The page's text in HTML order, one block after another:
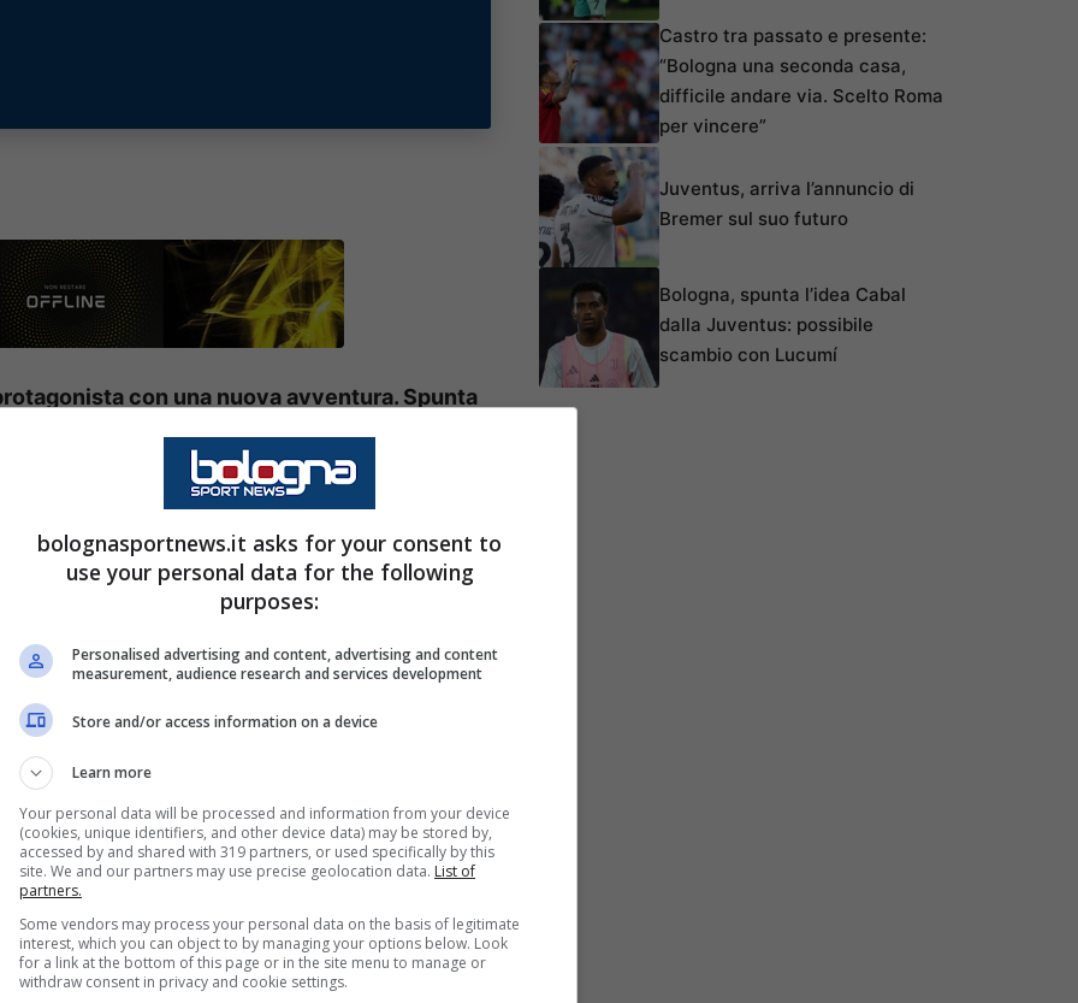
con una nuova avventura. Spunta
panchina con un progetto entusiasmante.
Juventus, si è preso diverso tempo per
Un intreccio di calciomercato suggestivo per
il suo presente e futuro
subito protagonista in panchina. Thiago
progetto suggestivo con una big:la mossa a
. Una nuova mossa a sorpresa per l’ex
passata stagione dalla dirigenza bianconera.
qualificazione in Champions, Thiago Motta
Castro tra passato e presente:
“Bologna una seconda casa,
difficile andare via. Scelto Roma
per vincere”
Juventus, arriva l’annuncio di
Bremer sul suo futuro
Bologna, spunta l’idea Cabal
dalla Juventus: possibile
scambio con Lucumí
bolognasportnews.it asks for your consent to
use your personal data for the following
purposes:
Personalised advertising and content, advertising and content
measurement, audience research and services development
Store and/or access information on a device
Learn more
Your personal data will be processed and information from your device
(cookies, unique identifiers, and other device data) may be stored by,
accessed by and shared with 319 partners, or used specifically by this
site. We and our partners may use precise geolocation data. List of
partners.
Some vendors may process your personal data on the basis of legitimate
interest, which you can object to by managing your options below. Look
for a link at the bottom of this page or in the site menu to manage or
withdraw consent in privacy and cookie settings.